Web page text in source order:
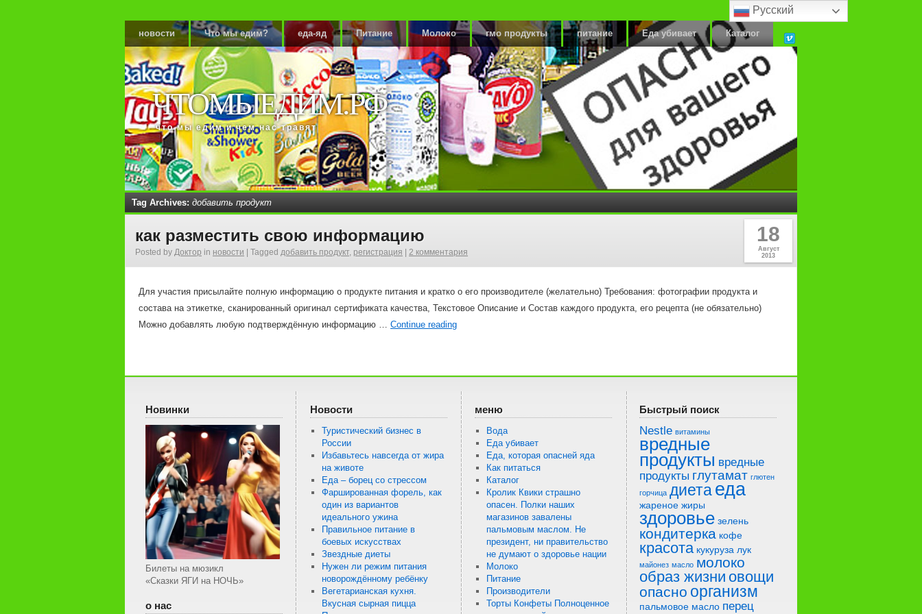
новости Что мы едим? еда-яд Питание Молоко гмо продукты питание Еда убивает Каталог
ЧТОМЫЕДИМ.РФ
что мы едим и чем нас травят
Tag Archives: добавить продукт
как разместить свою информацию
Posted by Доктор in новости Tagged добавить продукт, регистрация 2 комментария
18
Август
2013
Для участия присылайте полную информацию о продукте питания и кратко о его производителе (желательно) Требования: фотографии продукта и
состава на этикетке, сканированный оригинал сертификата качества, Текстовое Описание и Состав каждого продукта, его рецепта (не обязательно)
Можно добавлять любую подтверждённую информацию … Continue reading
Новинки
Билеты на мюзикл
«Сказки ЯГИ на НОЧЬ»
о нас
Новости
Туристический бизнес в
России
Избавьтесь навсегда от жира
на животе
Еда – борец со стрессом
Фаршированная форель, как
один из вариантов
идеального ужина
Правильное питание в
боевых искусствах
Звездные диеты
Нужен ли режим питания
новорождённому ребёнку
Вегетарианская кухня.
Вкусная сырная пицца
меню
Вода
Еда убивает
Еда, которая опасней яда
Как питаться
Каталог
Кролик Квики страшно
опасен. Полки наших
магазинов завалены
пальмовым маслом. Не
президент, ни правительство
не думают о здоровье нации
Молоко
Питание
Производители
Торты Конфеты Полноценное
Быстрый поиск
Nestle витамины
вредные
продукты вредные
продукты глутамат глютен
горчица диетаеда
жареное жиры
здоровье зелень
кондитерка кофе
красота кукуруза лук
майонез масло молоко
образ жизни овощи
опасно организм
пальмовое масло перец
Русский